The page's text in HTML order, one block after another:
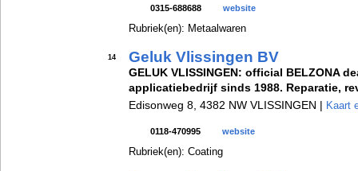
0315-688688 website
Rubriek(en): Metaalwaren
14 Geluk Vlissingen BV
GELUK VLISSINGEN: official BELZONA
applicatiebedrijf sinds 1988. Reparatie,
Edisonweg 8, 4382 NW VLISSINGEN | Kaart
0118-470995 website
Rubriek(en): Coating